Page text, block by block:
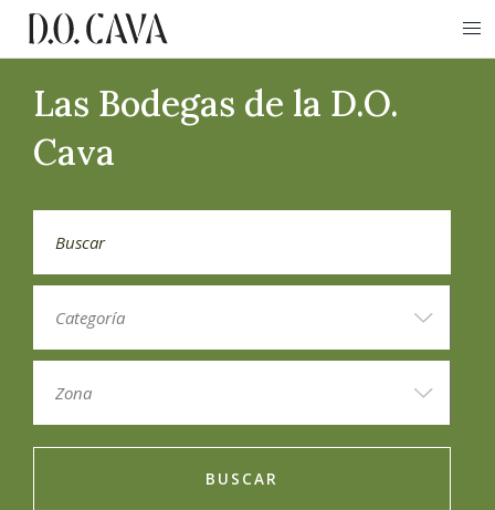
Las Bodegas de la D.O.
Cava
BUSCAR